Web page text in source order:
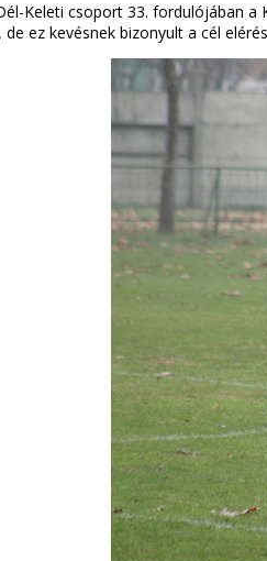
Keleti csoport 33. fordulójában a
de ez kevésnek bizonyult a cél